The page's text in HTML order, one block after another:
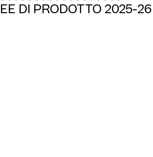
DI PRODOTTO 2025-26